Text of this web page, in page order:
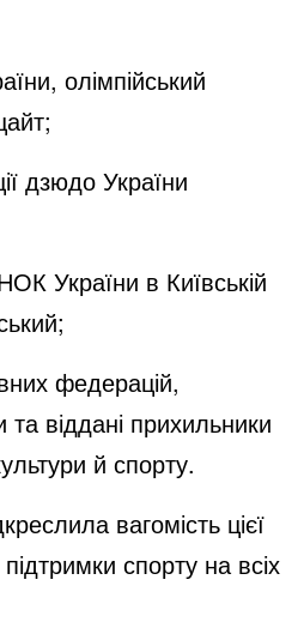
олімпійський
дзюдо України
України в Київській
федерацій,
віддані прихильники
й спорту.
вагомість цієї
спорту на всіх